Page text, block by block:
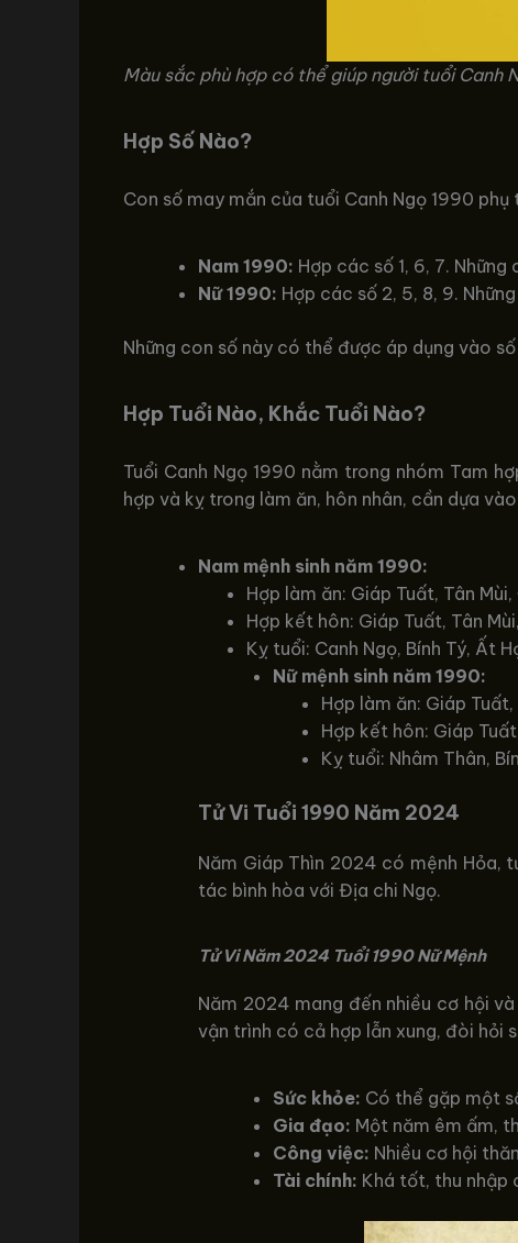
Màu sắc phù hợp có thể giúp người tuổi
Hợp Số Nào?
Con số may mắn của tuổi Canh Ngọ 1990
Nam 1990: Hợp các số 1, 6, 7.
Nữ 1990: Hợp các số 2, 5, 8, 9.
Những con số này có thể được áp dụng vào
Hợp Tuổi Nào, Khắc Tuổi Nào?
Tuổi Canh Ngọ 1990 nằm trong nhóm Tam
hợp và kỵ trong làm ăn, hôn nhân, cần dựa
Nam mệnh sinh năm 1990:
Hợp làm ăn: Giáp Tuất, Tân Mùi,
Hợp kết hôn: Giáp Tuất, Tân
Kỵ tuổi: Canh Ngọ, Bính Tý, Ất
Nữ mệnh sinh năm 1990:
Hợp làm ăn: Giáp Tuất,
Hợp kết hôn: Giáp
Kỵ tuổi: Nhâm Thân,
Tử Vi Tuổi 1990 Năm 2024
Năm Giáp Thìn 2024 có mệnh Hỏa,
tác bình hòa với Địa chi Ngọ.
Tử Vi Năm 2024 Tuổi 1990 Nữ Mệnh
Năm 2024 mang đến nhiều cơ hội
vận trình có cả hợp lẫn xung, đòi hỏi
Sức khỏe: Có thể gặp một
Gia đạo: Một năm êm ấm,
Công việc: Nhiều cơ hội
Tài chính: Khá tốt, thu nhập